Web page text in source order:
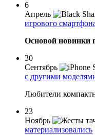
6
Апрель
игрового
Основой новинки
30
Сентябрь
с другими
Любители
23
Ноябрь
материализовались